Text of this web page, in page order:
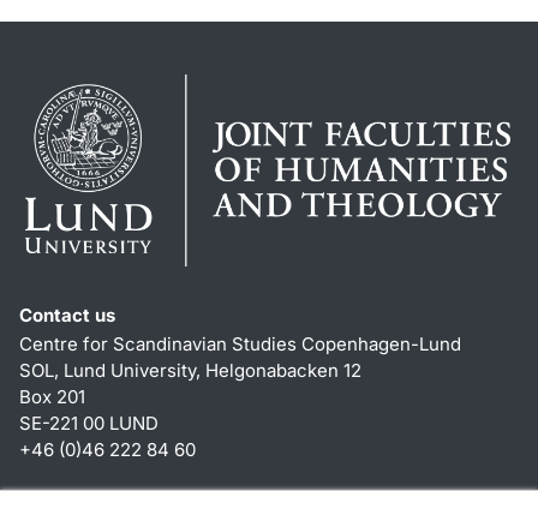
Contact us
Centre for Scandinavian Studies Copenhagen-Lund
SOL, Lund University, Helgonabacken 12
Box 201
SE-221 00 LUND
+46 (0)46 222 84 60